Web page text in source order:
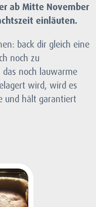
ab Mitte November
einläuten.
back dir gleich eine
noch zu
noch lauwarme
wird, wird es
und hält garantiert